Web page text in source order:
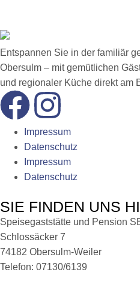
Entspannen Sie in der familiär
Obersulm – mit gemütlichen
und regionaler Küche direkt am
Impressum
Datenschutz
Impressum
Datenschutz
SIE FINDEN UNS
Speisegaststätte und Pension
Schlossäcker 7
74182 Obersulm-Weiler
Telefon: 07130/6139